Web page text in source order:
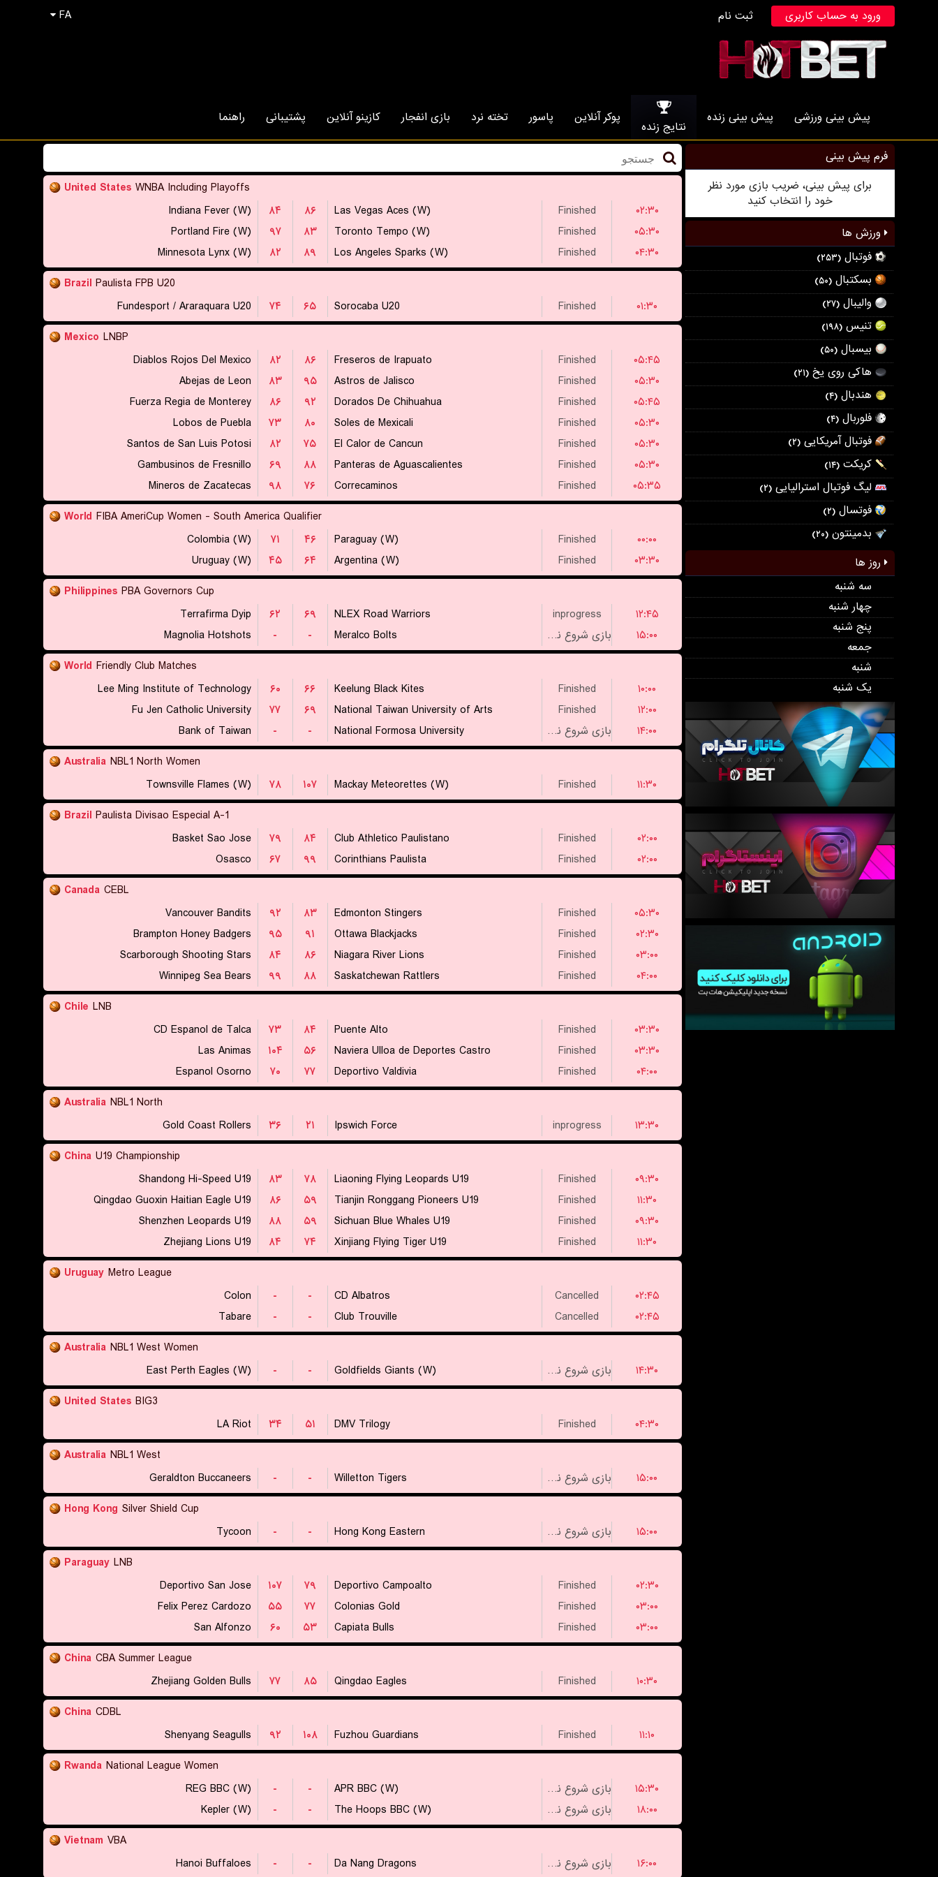
FA ورود به حساب کاربری ثبت نام
پیش بینی ورزشی پیش بینی زنده
نتایج زنده
پوکر آنلاین پاسور تخته نرد بازی انفجار کازینو آنلاین پشتیبانی راهنما
فرم پیش بینی
برای پیش بینی، ضریب بازی مورد نظر
خود را انتخاب کنید
ورزش ها
فوتبال (۲۵۳)
بسکتبال (۵۰)
والیبال (۲۷)
تنیس (۱۹۸)
بیسبال (۵۰)
هاکی روی یخ (۲۱)
هندبال (۴)
فلوربال (۴)
فوتبال آمریکایی (۲)
کریکت (۱۴)
لیگ فوتبال استرالیایی (۲)
فوتسال (۲)
بدمینتون (۲۰)
روز ها
سه شنبه
چهار شنبه
پنج شنبه
جمعه
شنبه
یک شنبه
United States WNBA Including Playoffs
Indiana Fever (W)
۸۴ ۸۶ Las Vegas Aces (W) Finished
۰۲:۳۰
Portland Fire (W)
۹۷ ۸۳ Toronto Tempo (W) Finished
۰۵:۳۰
Minnesota Lynx (W)
۸۲ ۸۹ Los Angeles Sparks (W) Finished
۰۴:۳۰
Brazil Paulista FPB U20
Fundesport / Araraquara U20
۷۴ ۶۵ Sorocaba U20 Finished
۰۱:۳۰
Mexico LNBP
Diablos Rojos Del Mexico
۸۲ ۸۶ Freseros de Irapuato Finished
۰۵:۴۵
Abejas de Leon
۸۳ ۹۵ Astros de Jalisco Finished
۰۵:۳۰
Fuerza Regia de Monterey
۸۶ ۹۲ Dorados De Chihuahua Finished
۰۵:۴۵
Lobos de Puebla
۷۳ ۸۰ Soles de Mexicali Finished
۰۵:۳۰
Santos de San Luis Potosi
۸۲ ۷۵ El Calor de Cancun Finished
۰۵:۳۰
Gambusinos de Fresnillo
۶۹ ۸۸ Panteras de Aguascalientes Finished
۰۵:۳۰
Mineros de Zacatecas
۹۸ ۷۶ Correcaminos Finished
۰۵:۳۵
World FIBA AmeriCup Women - South America Qualifier
Colombia (W)
۷۱ ۴۶ Paraguay (W) Finished
۰۰:۰۰
Uruguay (W)
۴۵ ۶۴ Argentina (W) Finished
۰۳:۳۰
Philippines PBA Governors Cup
Terrafirma Dyip
۶۲ ۶۹ NLEX Road Warriors inprogress
۱۲:۴۵
Magnolia Hotshots
- - Meralco Bolts بازی شروع نشده است
۱۵:۰۰
World Friendly Club Matches
Lee Ming Institute of Technology
۶۰ ۶۶ Keelung Black Kites Finished
۱۰:۰۰
Fu Jen Catholic University
۷۷ ۶۹ National Taiwan University of Arts Finished
۱۲:۰۰
Bank of Taiwan
- - National Formosa University بازی شروع نشده است
۱۴:۰۰
Australia NBL1 North Women
Townsville Flames (W)
۷۸ ۱۰۷ Mackay Meteorettes (W) Finished
۱۱:۳۰
Brazil Paulista Divisao Especial A-1
Basket Sao Jose
۷۹ ۸۴ Club Athletico Paulistano Finished
۰۲:۰۰
Osasco
۶۷ ۹۹ Corinthians Paulista Finished
۰۲:۰۰
Canada CEBL
Vancouver Bandits
۹۲ ۸۳ Edmonton Stingers Finished
۰۵:۳۰
Brampton Honey Badgers
۹۵ ۹۱ Ottawa Blackjacks Finished
۰۲:۳۰
Scarborough Shooting Stars
۸۴ ۸۶ Niagara River Lions Finished
۰۳:۰۰
Winnipeg Sea Bears
۹۹ ۸۸ Saskatchewan Rattlers Finished
۰۴:۰۰
Chile LNB
CD Espanol de Talca
۷۳ ۸۴ Puente Alto Finished
۰۳:۳۰
Las Animas
۱۰۴ ۵۶ Naviera Ulloa de Deportes Castro Finished
۰۳:۳۰
Espanol Osorno
۷۰ ۷۷ Deportivo Valdivia Finished
۰۴:۰۰
Australia NBL1 North
Gold Coast Rollers
۳۶ ۲۱ Ipswich Force inprogress
۱۳:۳۰
China U19 Championship
Shandong Hi-Speed U19
۸۳ ۷۸ Liaoning Flying Leopards U19 Finished
۰۹:۳۰
Qingdao Guoxin Haitian Eagle U19
۸۶ ۵۹ Tianjin Ronggang Pioneers U19 Finished
۱۱:۳۰
Shenzhen Leopards U19
۸۸ ۵۹ Sichuan Blue Whales U19 Finished
۰۹:۳۰
Zhejiang Lions U19
۸۴ ۷۴ Xinjiang Flying Tiger U19 Finished
۱۱:۳۰
Uruguay Metro League
Colon
- - CD Albatros Cancelled
۰۲:۴۵
Tabare
- - Club Trouville Cancelled
۰۲:۴۵
Australia NBL1 West Women
East Perth Eagles (W)
- - Goldfields Giants (W) بازی شروع نشده است
۱۴:۳۰
United States BIG3
LA Riot
۳۴ ۵۱ DMV Trilogy Finished
۰۴:۳۰
Australia NBL1 West
Geraldton Buccaneers
- - Willetton Tigers بازی شروع نشده است
۱۵:۰۰
Hong Kong Silver Shield Cup
Tycoon
- - Hong Kong Eastern بازی شروع نشده است
۱۵:۰۰
Paraguay LNB
Deportivo San Jose
۱۰۷ ۷۹ Deportivo Campoalto Finished
۰۲:۳۰
Felix Perez Cardozo
۵۵ ۷۷ Colonias Gold Finished
۰۳:۰۰
San Alfonzo
۶۰ ۵۳ Capiata Bulls Finished
۰۳:۰۰
China CBA Summer League
Zhejiang Golden Bulls
۷۷ ۸۵ Qingdao Eagles Finished
۱۰:۳۰
China CDBL
Shenyang Seagulls
۹۲ ۱۰۸ Fuzhou Guardians Finished
۱۱:۱۰
Rwanda National League Women
REG BBC (W)
- - APR BBC (W) بازی شروع نشده است
۱۵:۳۰
Kepler (W)
- - The Hoops BBC (W) بازی شروع نشده است
۱۸:۰۰
Vietnam VBA
Hanoi Buffaloes
- - Da Nang Dragons بازی شروع نشده است ۱۶:۰۰